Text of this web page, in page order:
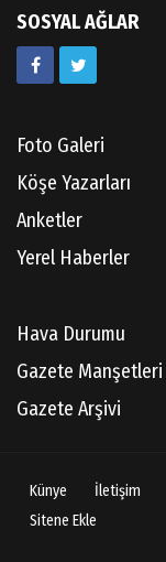
SOSYAL AĞLAR
Foto Galeri
Köşe Yazarları
Anketler
Yerel Haberler
Hava Durumu
Gazete Manşetleri
Gazete Arşivi
Künye İletişim
Sitene Ekle